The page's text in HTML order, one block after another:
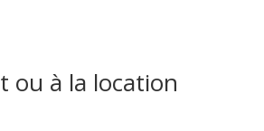
ou à la location